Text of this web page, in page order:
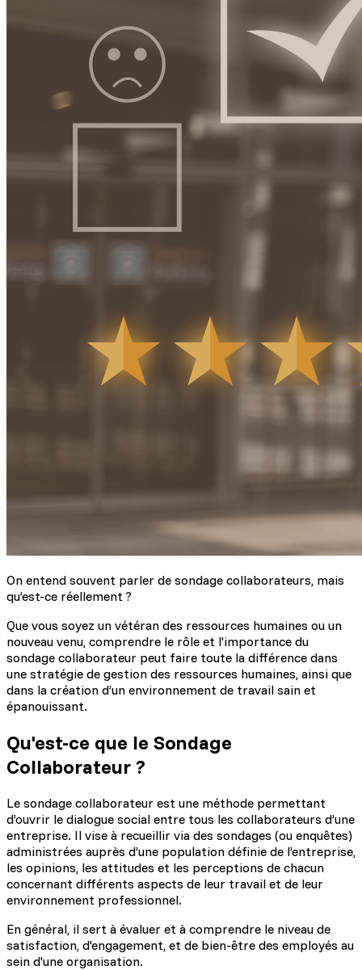
On entend souvent parler de sondage collaborateurs, mais
qu’est-ce réellement ?
Que vous soyez un vétéran des ressources humaines ou un
nouveau venu, comprendre le rôle et l'importance du
sondage collaborateur peut faire toute la différence dans
une stratégie de gestion des ressources humaines, ainsi que
dans la création d’un environnement de travail sain et
épanouissant.
Qu'est-ce que le Sondage
Collaborateur ?
Le sondage collaborateur est une méthode permettant
d’ouvrir le dialogue social entre tous les collaborateurs d’une
entreprise. Il vise à recueillir via des sondages (ou enquêtes)
administrées auprès d’une population définie de l’entreprise,
les opinions, les attitudes et les perceptions de chacun
concernant différents aspects de leur travail et de leur
environnement professionnel.
En général, il sert à évaluer et à comprendre le niveau de
satisfaction, d'engagement, et de bien-être des employés au
sein d'une organisation.